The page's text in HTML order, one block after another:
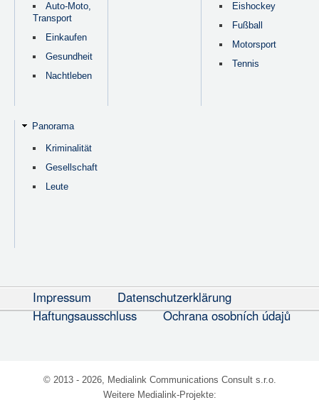
Auto-Moto,
Transport
Einkaufen
Gesundheit
Nachtleben
Eishockey
Fußball
Motorsport
Tennis
Panorama
Kriminalität
Gesellschaft
Leute
Impressum
Datenschutzerklärung
Haftungsausschluss
Ochrana osobních údajů
© 2013 - 2026, Medialink Communications Consult s.r.o.
Weitere Medialink-Projekte: